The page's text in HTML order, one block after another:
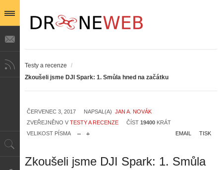
Testy a recenze
/
Zkoušeli jsme DJI Spark: 1. Smůla hned na začátku
ČERVENEC 3, 2017 NAPSAL(A) JAN A. NOVÁK
ZVEŘEJNĚNO V TESTY A RECENZE ČÍST 19400 KRÁT
VELIKOST PÍSMA
TISK
EMAIL
Zkoušeli jsme DJI Spark: 1. Smůla